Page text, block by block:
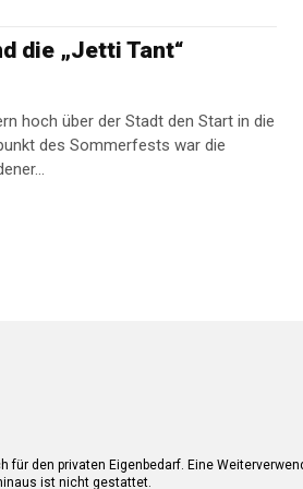
die „Jetti Tant“
hoch über der Stadt den Start in die
des Sommerfests war die
den privaten Eigenbedarf. Eine
ist nicht gestattet.